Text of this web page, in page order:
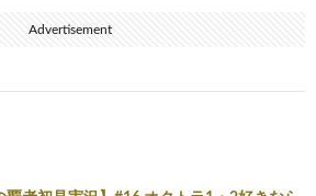
Advertisement